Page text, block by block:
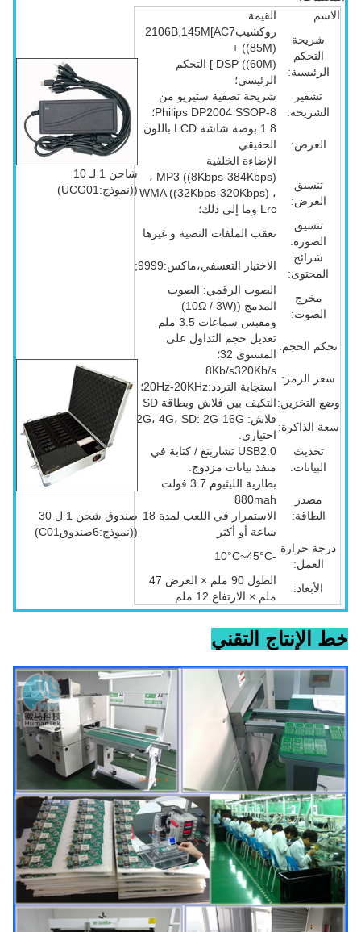
الاسم
القيمة
شريحة
التحكم
الرئيسية:
روكشيب2106B,145M[AC7
((85M) +
DSP ((60M) ] التحكم
الرئيسي؛
تشفير
الشريحة:
شريحة تصفية ستيريو من
Philips DP2004 SSOP-8؛
العرض:
1.8 بوصة شاشة LCD باللون
الحقيقي
الإضاءة الخلفية
تنسيق
العرض:
MP3 ((8Kbps-384Kbps) ،
WMA ((32Kbps-320Kbps) ،
Lrc وما إلى ذلك؛
تنسيق
الصورة:
تعقب الملفات النصية و غيرها
شرائح
المحتوى:
الاختيار التعسفي،ماكس:9999;
مخرج
الصوت:
الصوت الرقمي: الصوت
المدمج ((10Ω / 3W)
ومقبس سماعات 3.5 ملم
تحكم الحجم:
تعديل حجم التداول على
المستوى 32؛
سعر الرمز:
8Kb/s320Kb/s
استجابة التردد:20Hz-20KHz؛
وضع التخزين:التكيف بين فلاش وبطاقة SD
سعة الذاكرة:
فلاش: 2G، 4G، SD: 2G-16G
اختياري.
تحديث
البيانات:
USB2.0 تشارينغ / كتابة في
منفذ بيانات مزدوج.
مصدر
الطاقة:
بطارية الليثيوم 3.7 فولت
880mah
الاستمرار في اللعب لمدة 18
ساعة أو أكثر
درجة حرارة
العمل:
-10°C~45°C
الأبعاد:
الطول 90 ملم × العرض 47
ملم × الارتفاع 12 ملم
شاحن 1 لـ 10
((نموذج:UCG01)
صندوق شحن 1 ل 30
((نموذج:6صندوقC01)
خط الإنتاج التقني